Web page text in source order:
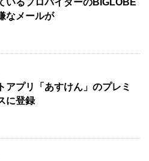
なメールが
アプリ「あすけん」のプレミ
に登録